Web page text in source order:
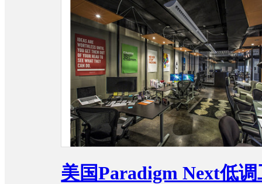
美国Paradigm Next低